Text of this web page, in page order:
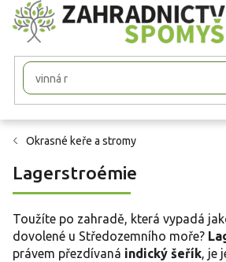
Přejít
na
obsah
Okrasné keře a stromy
Lagerstroémie
Toužíte po zahradě, která vypadá
dovolené u Středozemního moře?
právem přezdívaná indický šeřík , je